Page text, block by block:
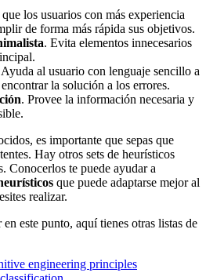
los usuarios con más experiencia
de forma más rápida sus objetivos.
. Evita elementos innecesarios
Ayuda al usuario con lenguaje sencillo a
la solución a los errores.
. Provee la información necesaria y
es importante que sepas que
Hay otros sets de heurísticos
Conocerlos te puede ayudar a
que puede adaptarse mejor al
realizar.
este punto, aquí tienes otras listas de
engineering principles